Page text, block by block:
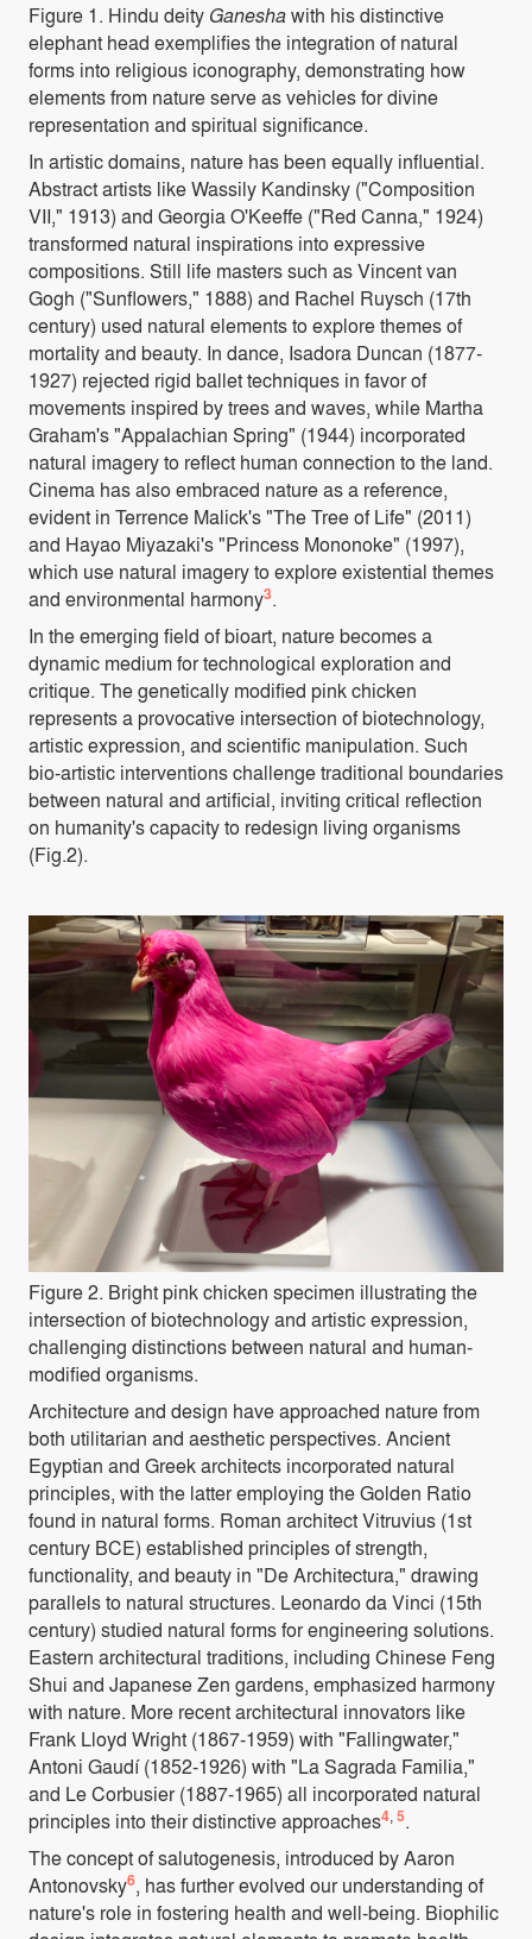
Figure 1. Hindu deity Ganeshawith his distinctive
elephant head exemplifies the integration of natural
forms into religious iconography, demonstrating how
elements from nature serve as vehicles for divine
representation and spiritual significance.
In artistic domains, nature has been equally influential.
Abstract artists like Wassily Kandinsky ("Composition
VII," 1913) and Georgia O'Keeffe ("Red Canna," 1924)
transformed natural inspirations into expressive
compositions. Still life masters such as Vincent van
Gogh ("Sunflowers," 1888) and Rachel Ruysch (17th
century) used natural elements to explore themes of
mortality and beauty. In dance, Isadora Duncan (1877-
1927) rejected rigid ballet techniques in favor of
movements inspired by trees and waves, while Martha
Graham's "Appalachian Spring" (1944) incorporated
natural imagery to reflect human connection to the land.
Cinema has also embraced nature as a reference,
evident in Terrence Malick's "The Tree of Life" (2011)
and Hayao Miyazaki's "Princess Mononoke" (1997),
which use natural imagery to explore existential themes
and environmental harmony3.
In the emerging field of bioart, nature becomes a
dynamic medium for technological exploration and
critique. The genetically modified pink chicken
represents a provocative intersection of biotechnology,
artistic expression, and scientific manipulation. Such
bio-artistic interventions challenge traditional boundaries
between natural and artificial, inviting critical reflection
on humanity's capacity to redesign living organisms
(Fig.2).
Figure 2. Bright pink chicken specimen illustrating the
intersection of biotechnology and artistic expression,
challenging distinctions between natural and human-
modified organisms.
Architecture and design have approached nature from
both utilitarian and aesthetic perspectives. Ancient
Egyptian and Greek architects incorporated natural
principles, with the latter employing the Golden Ratio
found in natural forms. Roman architect Vitruvius (1st
century BCE) established principles of strength,
functionality, and beauty in "De Architectura," drawing
parallels to natural structures. Leonardo da Vinci (15th
century) studied natural forms for engineering solutions.
Eastern architectural traditions, including Chinese Feng
Shui and Japanese Zen gardens, emphasized harmony
with nature. More recent architectural innovators like
Frank Lloyd Wright (1867-1959) with "Fallingwater,"
Antoni Gaudí (1852-1926) with "La Sagrada Familia,"
and Le Corbusier (1887-1965) all incorporated natural
principles into their distinctive approaches4,5.
The concept of salutogenesis, introduced by Aaron
Antonovsky6, has further evolved our understanding of
nature's role in fostering health and well-being. Biophilic